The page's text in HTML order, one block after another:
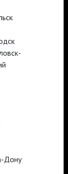
Дону